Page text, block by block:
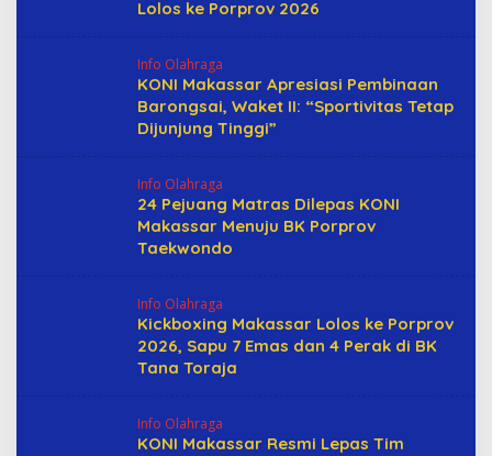
Lolos ke Porprov 2026
Info Olahraga
KONI Makassar Apresiasi Pembinaan
Barongsai, Waket II: “Sportivitas Tetap
Dijunjung Tinggi”
Info Olahraga
24 Pejuang Matras Dilepas KONI
Makassar Menuju BK Porprov
Taekwondo
Info Olahraga
Kickboxing Makassar Lolos ke Porprov
2026, Sapu 7 Emas dan 4 Perak di BK
Tana Toraja
Info Olahraga
KONI Makassar Resmi Lepas Tim